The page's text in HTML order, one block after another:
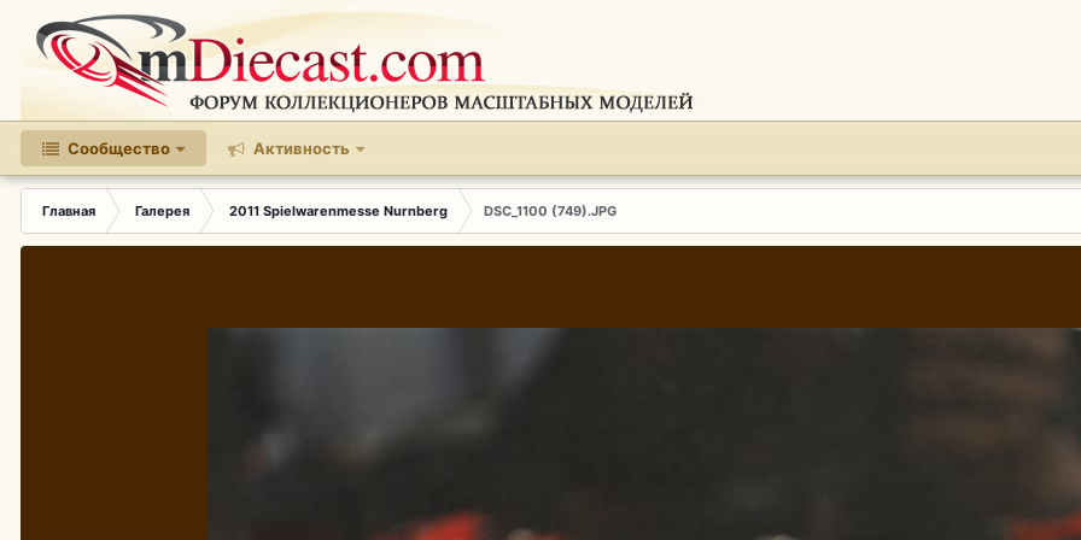
Сообщество Активность
Главная Галерея 2011 Spielwarenmesse Nurnberg DSC_1100 (749).JPG